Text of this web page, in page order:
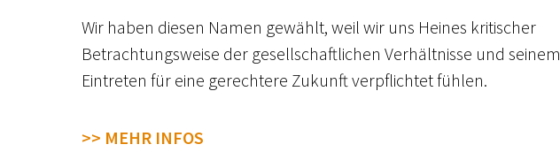
Wir haben diesen Namen gewählt, weil wir uns Heines kritischer
Betrachtungsweise der gesellschaftlichen Verhältnisse und seinem
Eintreten für eine gerechtere Zukunft verpflichtet fühlen.
>> MEHR INFOS